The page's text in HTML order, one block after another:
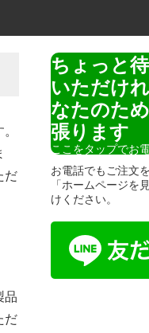
だ
品
だ
ちょっと
いただけ
なたのた
張ります
ここをタップでお
お電話でもご注文
「ホームページを
けください。